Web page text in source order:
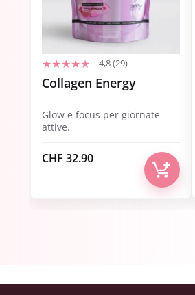
4,8 (29)
Collagen Energy
Glow e focus per giornate
attive.
CHF 32.90